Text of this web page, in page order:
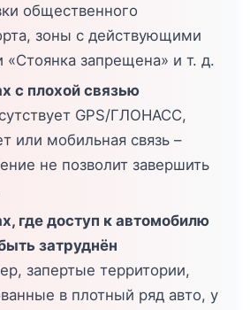
общественного
зоны с действующими
«Стоянка запрещена» и т. д.
с плохой связью
GPS/ГЛОНАСС,
или мобильная связь –
не позволит завершить
где доступ к автомобилю
затруднён
запертые территории,
в плотный ряд авто, у